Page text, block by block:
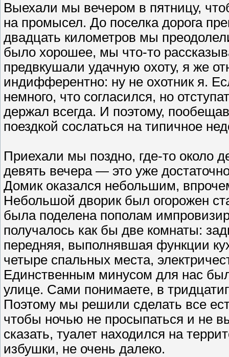
Выехали мы вечером в пятницу,
на промысел. До поселка дорога
двадцать километров мы
было хорошее, мы что-то
предвкушали удачную охоту, я же
индифферентно: ну не охотник я.
немного, что согласился, но
держал всегда. И поэтому,
поездкой сослаться на типичное
Приехали мы поздно, где-то около
девять вечера — это уже
Домик оказался небольшим,
Небольшой дворик был огорожен
была поделена пополам
получалось как бы две комнаты:
передняя, выполнявшая функции
четыре спальных места,
Единственным минусом для нас
улице. Сами понимаете, в
Поэтому мы решили сделать все
чтобы ночью не просыпаться и не
сказать, туалет находился на
избушки, не очень далеко.